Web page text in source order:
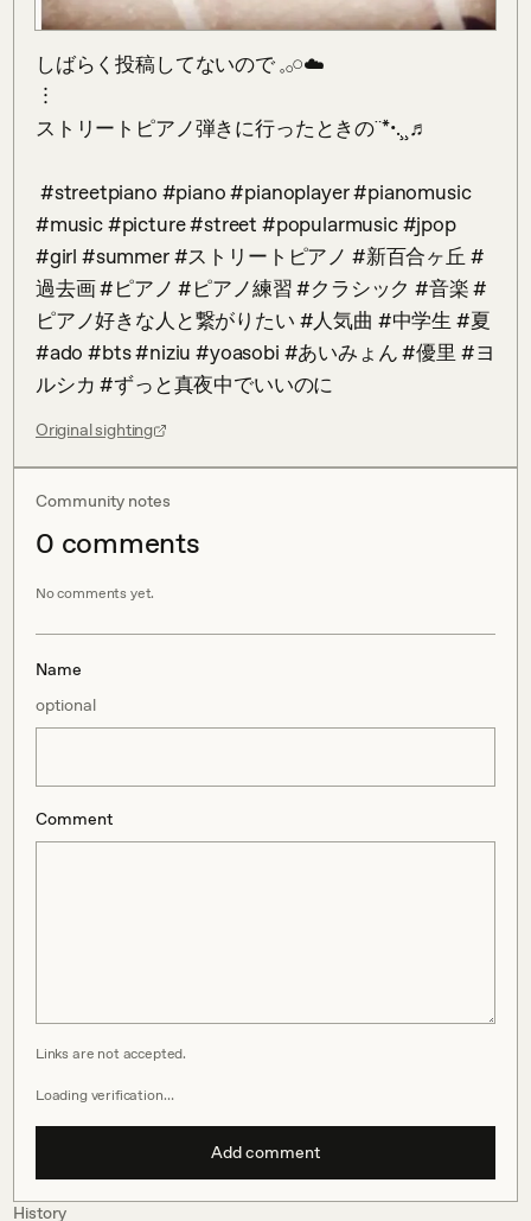
しばらく投稿してないので 𓈒𓂂𓏸☁️
︙
ストリートピアノ弾きに行ったときの¨*•.¸¸♬︎
#music #picture #street #popularmusic #jpop
#girl #summer #ストリートピアノ #新百合ヶ丘 #
過去画 #ピアノ #ピアノ練習 #クラシック #音楽 #
ピアノ好きな人と繋がりたい #人気曲 #中学生 #夏
#ado #bts #niziu #yoasobi #あいみょん #優里 #ヨ
ルシカ #ずっと真夜中でいいのに
Original sighting
Community notes
0 comments
No comments yet.
Name
optional
Comment
Links are not accepted.
Loading verification…
Add comment
History